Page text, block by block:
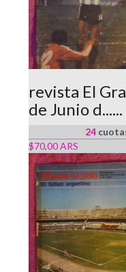
revista El
de Junio d......
24
$70,00 ARS